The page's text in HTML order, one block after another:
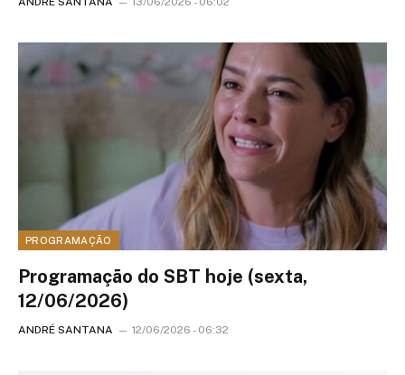
PROGRAMAÇÃO
Programação do SBT hoje (sexta,
12/06/2026)
ANDRÉ SANTANA 12/06/2026 - 06:32